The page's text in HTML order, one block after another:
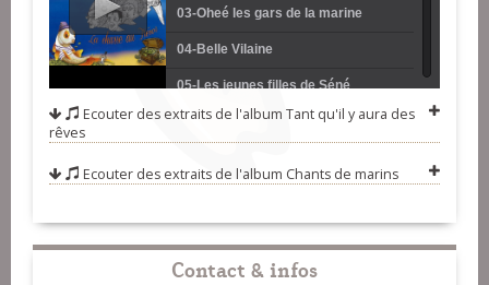
03-Oheé les gars de la marine
04-Belle Vilaine
05-Les jeunes filles de Séné
06-Bon vent
09-The Sinking of the Reuben
James
10-Y'a plus d'poiscaille
Ecouter des extraits de l'album Tant qu'il y aura des
rêves
Ecouter des extraits de l'album Chants de marins
Contact & infos